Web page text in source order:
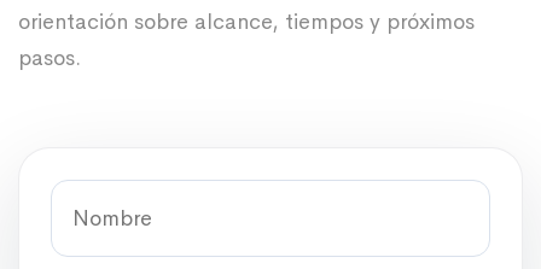
orientación sobre alcance, tiempos y próximos
pasos.